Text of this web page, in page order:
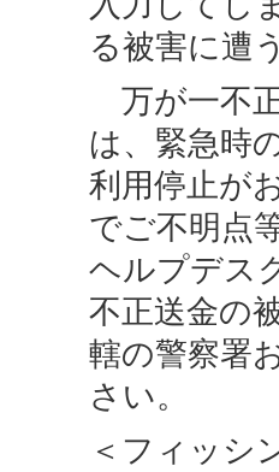
る被害に遭
万が一不
は、緊急時
利用停止が
でご不明点
ヘルプデス
不正送金の
轄の警察署
さい。
＜フィッシ